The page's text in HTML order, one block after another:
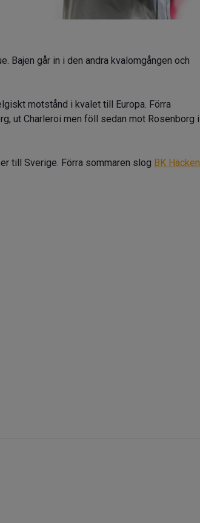
Bajen går in i den andra kvalomgången och
motstånd i kvalet till Europa. Förra
ut Charleroi men föll sedan mot Rosenborg i
till Sverige. Förra sommaren slog BK Häcken